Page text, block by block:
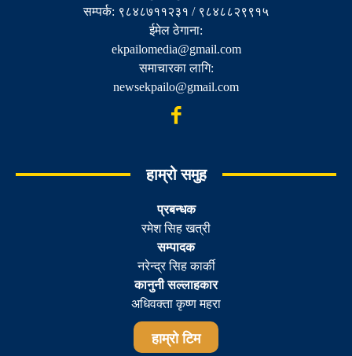
सम्पर्क: ९८४८७११२३१ / ९८४८८२९९१५
ईमेल ठेगाना:
ekpailomedia@gmail.com
समाचारका लागि:
newsekpailo@gmail.com
हाम्रो समुह
प्रबन्धक
रमेश सिह खत्री
सम्पादक
नरेन्द्र सिह कार्की
कानुनी सल्लाहकार
अधिवक्ता कृष्ण महरा
हाम्रो टिम